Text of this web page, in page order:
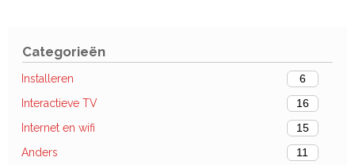
Categorieën
Installeren
6
Interactieve TV
16
Internet en wifi
15
Anders
11